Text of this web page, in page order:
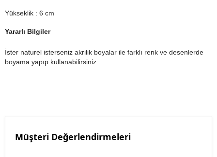
Yükseklik : 6 cm
Yararlı Bilgiler
İster naturel isterseniz akrilik boyalar ile farklı renk ve desenlerde
boyama yapıp kullanabilirsiniz.
Müşteri Değerlendirmeleri